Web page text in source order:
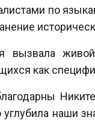
по
вызвала
как
углубила наши